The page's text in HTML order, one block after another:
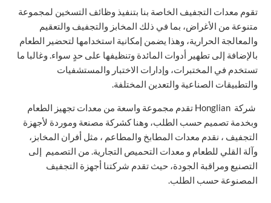
تقوم معدات التجفيف الخاصة بنا بتنفيذ وظائف التسخين لمجموعة
متنوعة من الأغراض، بما في ذلك المخابز والتجفيف والتعقيم
والمعالجة الحرارية، وهذا يضمن إمكانية استخدامها لتحضير الطعام
بالإضافة إلى تطهير أدوات المائدة وتنظيفها على حدٍ سواء. وغالبا ما
تستخدم في المختبرات، وإدارات الاختبار والمستشفيات
والتطبيقات الصناعية والتعدين المختلفة.
شركة Honglian تقدم مجموعة واسعة من معدات تجهيز الطعام
وبخدمة تصميم حسب الطلب، وهنا كشركة مصنعة وموردة لأجهزة
التجفيف ، نقدم معدات المطابخ والمطاعم ، مثل أفران المخابز،
وآلة القلي للطعام و معدات التحميص التجارية. من التصميم إلى
التصنيع ومراقبة الجودة، حيث تقدم شركتنا أجهزة التجفيف
المصنوعة حسب الطلب.